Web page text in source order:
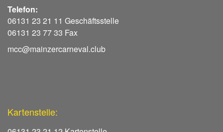
Telefon:
06131 23 21 11 Geschäftsstelle
06131 23 77 33 Fax
mcc@mainzercarneval.club
Kartenstelle: